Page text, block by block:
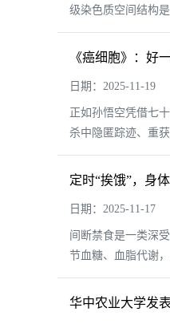
级染色质空间结构
《癌细胞》：好
日期：2025-11-19
正如孙悟空凭借七
杀中隐匿踪迹、重
定时“挨饿”，身
日期：2025-11-17
间断禁食是一类深
节血糖、血脂代谢
华中农业大学发